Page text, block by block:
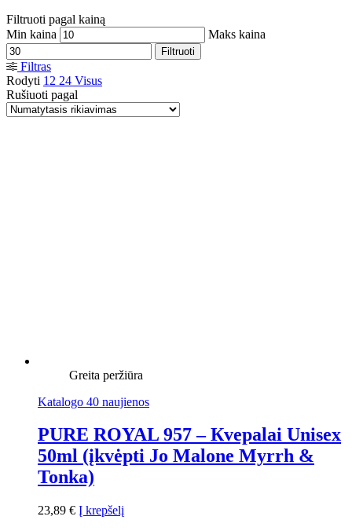
Filtruoti pagal kainą
Min kaina
Maks kaina
Filtruoti
Filtras
Rodyti 12 24 Visus
Rušiuoti pagal
Greita peržiūra
Katalogo 40 naujienos
PURE ROYAL 957 – Кvepalai Unisex
50ml (įkvėpti Jo Malone Myrrh &
Tonka)
23,89 € Į krepšelį